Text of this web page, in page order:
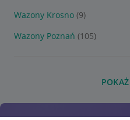
Wazony Krosno (9)
Wazony Poznań (105)